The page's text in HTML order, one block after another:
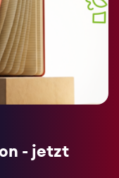
- jetzt